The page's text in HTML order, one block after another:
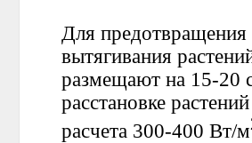
Для предотвращения
вытягивания
размещают на 15-20
расстановке
расчета 300-400 Вт/м